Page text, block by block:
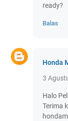
ready?
Balas
Honda
3
Halo
Terima